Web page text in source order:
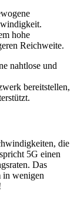
hohe
Reichweite.
nahtlose und
bereitstellen,
die
5G einen
Das
in wenigen